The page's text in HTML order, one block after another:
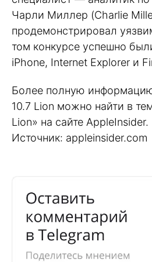
Чарли Миллер (Charlie
продемонстрировал
том конкурсе успешно
iPhone, Internet Explorer и
Более полную
10.7 Lion можно найти в
Lion» на сайте AppleInsider.
Источник: appleinsider.com